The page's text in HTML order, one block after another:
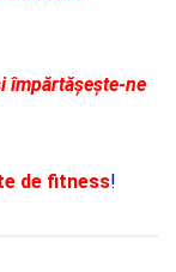
împărtășește-ne
de fitness!